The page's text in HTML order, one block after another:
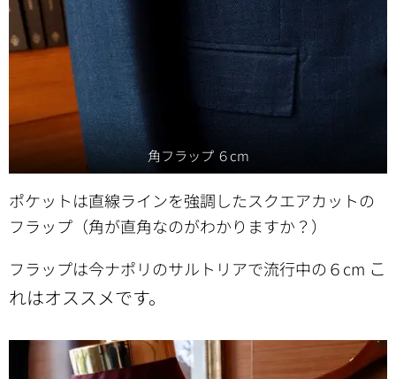
角フラップ ６cm
ポケットは直線ラインを強調したスクエアカットの
フラップ（角が直角なのがわかりますか？）
フラップは今ナポリのサルトリアで流行中の６cm こ
れはオススメです。